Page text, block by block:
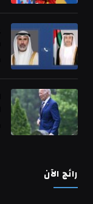
رائج الآن